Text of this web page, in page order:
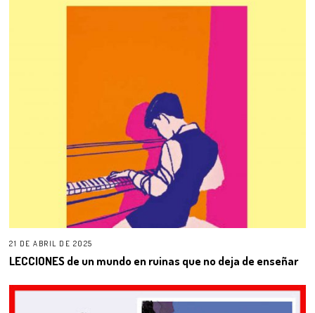
21 DE ABRIL DE 2025
LECCIONES de un mundo en ruinas que no deja de enseñar